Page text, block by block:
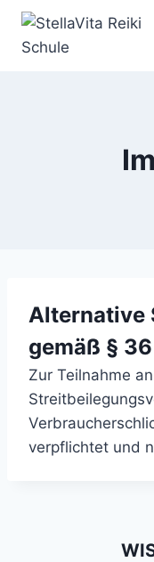
Zum
springen
Alternative
gemäß §
Zur Teilnahme
verpflichtet und